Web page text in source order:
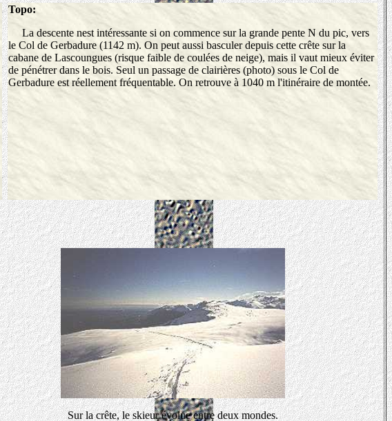
Topo:
La descente nest intéressante si on commence sur la grande pente N du pic, vers
le Col de Gerbadure (1142 m). On peut aussi basculer depuis cette crête sur la
cabane de Lascoungues (risque faible de coulées de neige), mais il vaut mieux éviter
de pénétrer dans le bois. Seul un passage de clairières (photo) sous le Col de
Gerbadure est réellement fréquentable. On retrouve à 1040 m l'itinéraire de montée.
Sur la crête, le skieur évolue entre deux mondes.